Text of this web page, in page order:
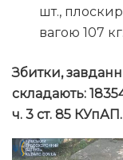
шт.,
вагою 107 кг.
Збитки,
складають:
ч. 3 ст. 85 КУпАП.